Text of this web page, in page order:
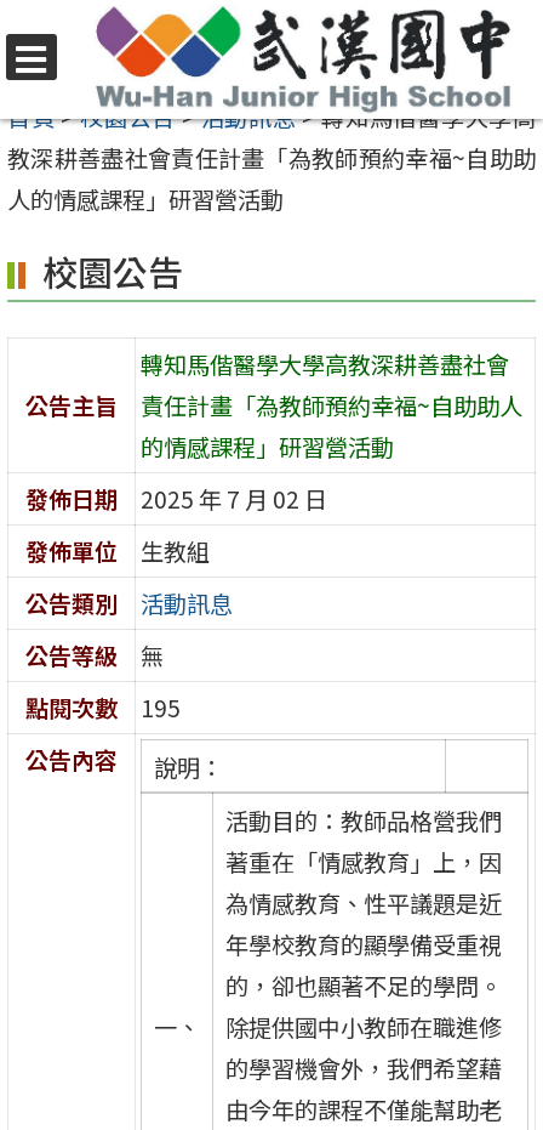
至
要
內
區
選
單
首頁>校園公告>活動訊息>轉知馬偕醫學大學高
教深耕善盡社會責任計畫「為教師預約幸福~自助助
人的情感課程」研習營活動
校園公告
公告主旨
轉知馬偕醫學大學高教深耕善盡社會
責任計畫「為教師預約幸福~自助助人
的情感課程」研習營活動
發佈日期
2025 年 7 月 02 日
發佈單位
生教組
公告類別
活動訊息
公告等級
無
點閱次數
195
公告內容
說明：
一、
活動目的：教師品格營我們
著重在「情感教育」上，因
為情感教育、性平議題是近
年學校教育的顯學備受重視
的，卻也顯著不足的學問。
除提供國中小教師在職進修
的學習機會外，我們希望藉
由今年的課程不僅能幫助老